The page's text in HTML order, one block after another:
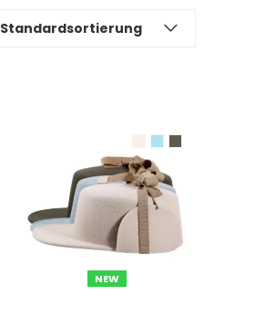
Standardsortierung
NEW